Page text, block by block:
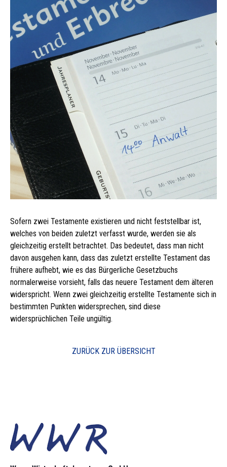
Sofern zwei Testamente existieren und nicht feststellbar ist,
welches von beiden zuletzt verfasst wurde, werden sie als
gleichzeitig erstellt betrachtet. Das bedeutet, dass man nicht
davon ausgehen kann, dass das zuletzt erstellte Testament das
frühere aufhebt, wie es das Bürgerliche Gesetzbuchs
normalerweise vorsieht, falls das neuere Testament dem älteren
widerspricht. Wenn zwei gleichzeitig erstellte Testamente sich in
bestimmten Punkten widersprechen, sind diese
widersprüchlichen Teile ungültig.
ZURÜCK ZUR ÜBERSICHT